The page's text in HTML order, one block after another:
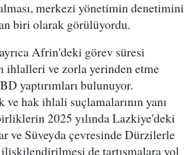
merkezi yönetimin denetimini
biri olarak görülüyordu.
Afrin'deki görev süresi
ihlalleri ve zorla yerinden etme
yaptırımları bulunuyor.
hak ihlali suçlamalarının yanı
2025 yılında Lazkiye'deki
ve Süveyda çevresinde Dürzilerle
ilişkilendirilmesi de tartışmalara yol